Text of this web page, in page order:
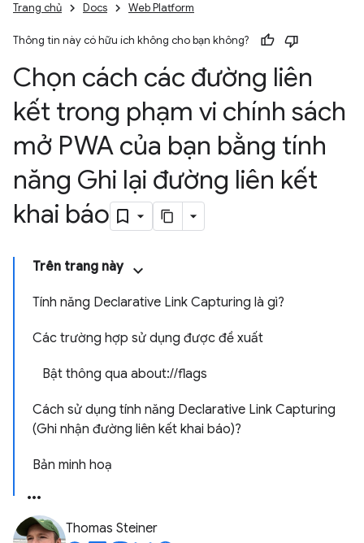
Trang chủ Docs Web Platform
Thông tin này có hữu ích không cho bạn không?
Chọn cách các đường liên
kết trong phạm vi chính sách
mở PWA của bạn bằng tính
năng Ghi lại đường liên kết
khai báo
Trên trang này
Tính năng Declarative Link Capturing là gì?
Các trường hợp sử dụng được đề xuất
Bật thông qua about://flags
Cách sử dụng tính năng Declarative Link Capturing
(Ghi nhận đường liên kết khai báo)?
Bản minh hoạ
Thomas Steiner